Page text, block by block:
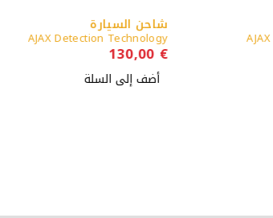
شاحن السيارة
AJAX Detection Technology
130,00 €
أضف إلى السلة